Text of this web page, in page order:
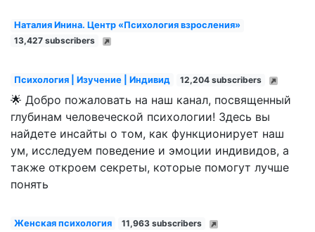
Наталия Инина. Центр «Психология взросления»
13,427 subscribers
Психология | Изучение | Индивид 12,204 subscribers
🌟 Добро пожаловать на наш канал, посвященный
глубинам человеческой психологии! Здесь вы
найдете инсайты о том, как функционирует наш
ум, исследуем поведение и эмоции индивидов, а
также откроем секреты, которые помогут лучше
понять
Женская психология 11,963 subscribers